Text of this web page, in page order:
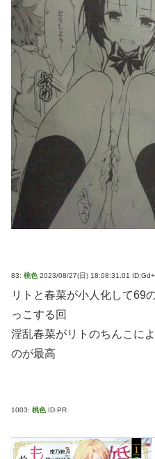
83: 桃色 2023/08/27(日) 18:08:31.01
リトと春菜が小人化して69
っこする回
淫乱春菜がリトのちんこに
のが最高
1003: 桃色 ID:PR